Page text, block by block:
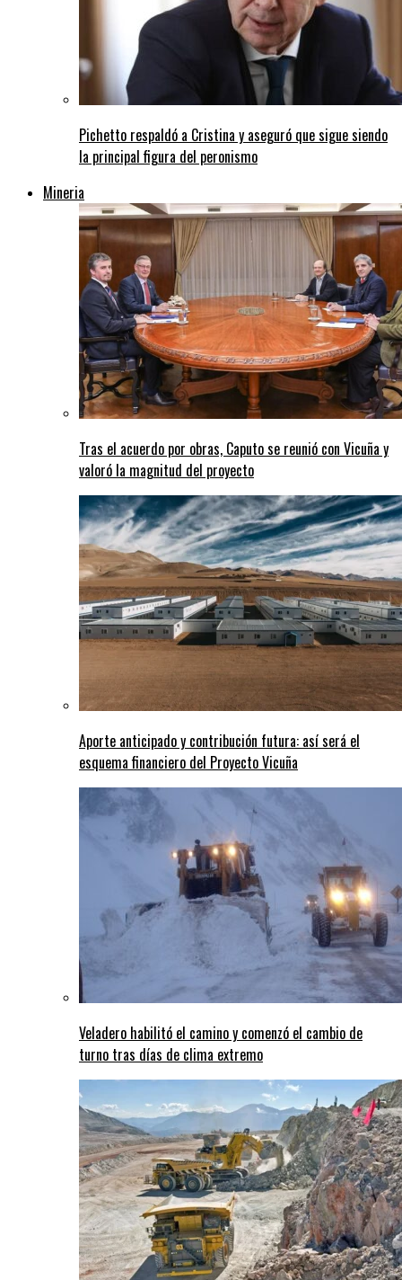
Pichetto respaldó a Cristina y aseguró que sigue siendo
la principal figura del peronismo
Mineria
Tras el acuerdo por obras, Caputo se reunió con Vicuña y
valoró la magnitud del proyecto
Aporte anticipado y contribución futura: así será el
esquema financiero del Proyecto Vicuña
Veladero habilitó el camino y comenzó el cambio de
turno tras días de clima extremo